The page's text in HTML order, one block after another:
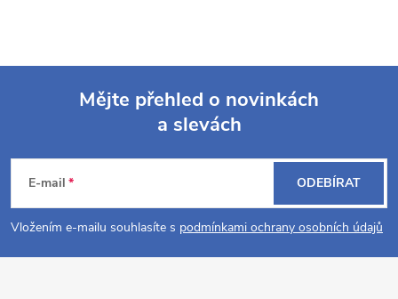
p
a
Mějte přehled o novinkách
a slevách
E-mail
Vložením e-mailu souhlasíte s podmínkami ochrany osobních údajů
ODEBÍRAT